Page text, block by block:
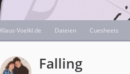
Klaus-Voelkl.de Dateien Cuesheets
Falling